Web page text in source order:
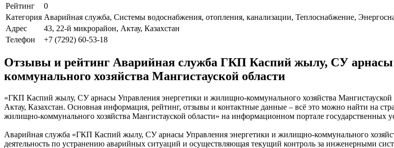
Рейтинг
0
Категория Аварийная служба, Системы водоснабжения, отопления, канализации, Теплоснабжение,
Адрес
43, 22-й микрорайон, Актау, Казахстан
Телефон
+7 (7292) 60-53-18
Отзывы и рейтинг Аварийная служба ГКП Каспий жылу, СУ
коммунального хозяйства Мангистауской области
«ГКП Каспий жылу, СУ арнасы Управления энергетики и жилищно-коммунального хозяйства
Актау, Казахстан. Основная информация, рейтинг, отзывы и контактные данные – всё это можно найти на
жилищно-коммунального хозяйства Мангистауской области» на информационном портале государственных
Аварийная служба «ГКП Каспий жылу, СУ арнасы Управления энергетики и жилищно-коммунального
деятельность по устранению аварийных ситуаций и осуществляющая текущий контроль за инженерными